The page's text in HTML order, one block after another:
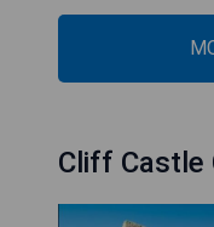
Cliff Castle